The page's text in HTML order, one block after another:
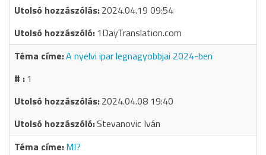
2024.04.19 09:54
1DayTranslation.com
A nyelvi ipar legnagyobbjai 2024-ben
1
2024.04.08 19:40
Stevanovic Iván
MI?